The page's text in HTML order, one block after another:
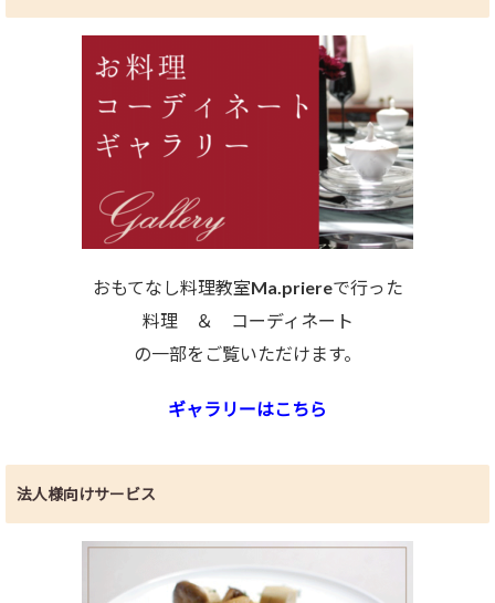
おもてなし料理教室Ma.priereで行った
料理 ＆ コーディネート
の一部をご覧いただけます。
ギャラリーはこちら
法人様向けサービス